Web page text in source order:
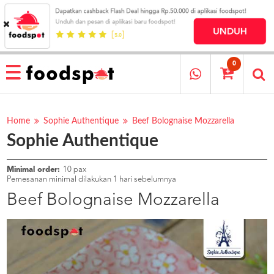
HOME
MENU
RESTAURANT
PESAN
OUR
COMPANY
KATA
MEREKA
KATALOG
PROGRAM
ABOUT
0
Home Sophie Authentique Beef Bolognaise Mozzarella
Sophie Authentique
Minimal order: 10 pax
Pemesanan minimal dilakukan 1 hari sebelumnya
Beef Bolognaise Mozzarella